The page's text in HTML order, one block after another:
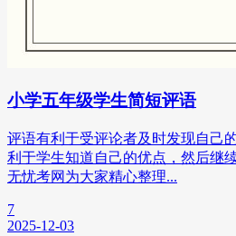
小学五年级学生简短评语
评语有利于受评论者及时发现自己
利于学生知道自己的优点，然后继
无忧考网为大家精心整理...
7
2025-12-03